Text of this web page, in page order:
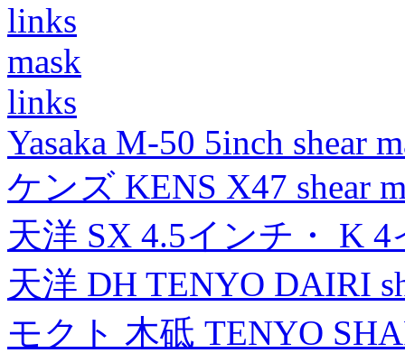
links
mask
links
Yasaka M-50 5inch shear
ケンズ KENS X47 shear
天洋 SX 4.5インチ・ K
天洋 DH TENYO DAIRI
モクト 木砥 TENYO